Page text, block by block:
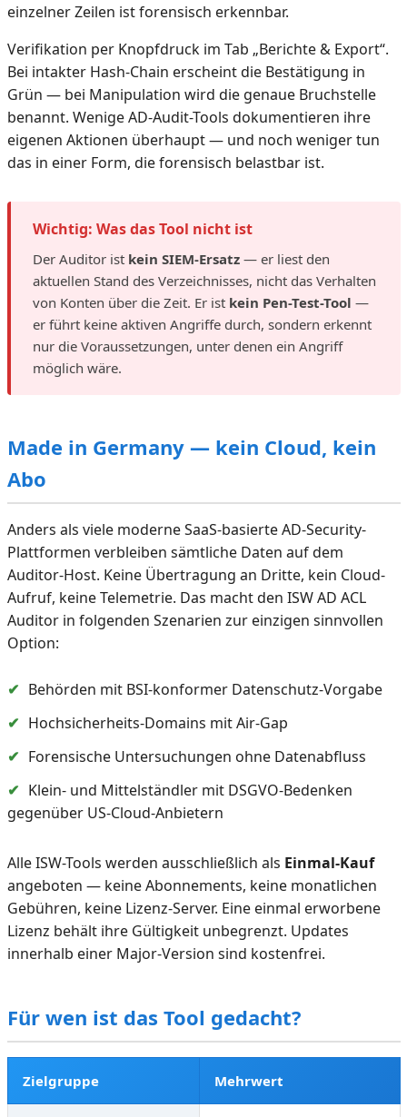
einzelner Zeilen ist forensisch erkennbar.
Verifikation per Knopfdruck im Tab „Berichte & Export“.
Bei intakter Hash-Chain erscheint die Bestätigung in
Grün — bei Manipulation wird die genaue Bruchstelle
benannt. Wenige AD-Audit-Tools dokumentieren ihre
eigenen Aktionen überhaupt — und noch weniger tun
das in einer Form, die forensisch belastbar ist.
Wichtig: Was das Tool nicht ist
Der Auditor ist kein SIEM-Ersatz — er liest den
aktuellen Stand des Verzeichnisses, nicht das Verhalten
von Konten über die Zeit. Er ist kein Pen-Test-Tool —
er führt keine aktiven Angriffe durch, sondern erkennt
nur die Voraussetzungen, unter denen ein Angriff
möglich wäre.
Made in Germany — kein Cloud, kein
Abo
Anders als viele moderne SaaS-basierte AD-Security-
Plattformen verbleiben sämtliche Daten auf dem
Auditor-Host. Keine Übertragung an Dritte, kein Cloud-
Aufruf, keine Telemetrie. Das macht den ISW AD ACL
Auditor in folgenden Szenarien zur einzigen sinnvollen
Option:
✔ Behörden mit BSI-konformer Datenschutz-Vorgabe
✔ Hochsicherheits-Domains mit Air-Gap
✔ Forensische Untersuchungen ohne Datenabfluss
✔ Klein- und Mittelständler mit DSGVO-Bedenken
gegenüber US-Cloud-Anbietern
Alle ISW-Tools werden ausschließlich als Einmal-Kauf
angeboten — keine Abonnements, keine monatlichen
Gebühren, keine Lizenz-Server. Eine einmal erworbene
Lizenz behält ihre Gültigkeit unbegrenzt. Updates
innerhalb einer Major-Version sind kostenfrei.
Für wen ist das Tool gedacht?
Zielgruppe Mehrwert